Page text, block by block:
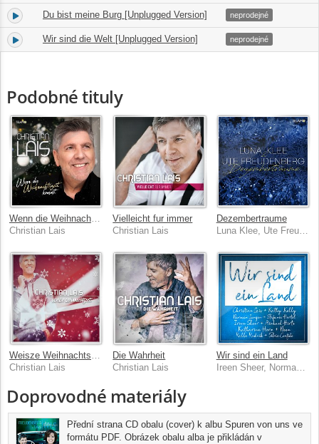
14. Du bist meine Burg [Unplugged Version] 04:12
neprodejné
15. Wir sind die Welt [Unplugged Version] 03:37
neprodejné
Podobné tituly
Christian Lais
Vielleicht fur immer
Christian Lais
Dezembertraume
Luna Klee, Ute Freudenberg
Weisze Weihnachtszeit
Christian Lais
Die Wahrheit
Christian Lais
Wir sind ein Land
Ireen Sheer, Norman Langen, Christian Lais, Stefanie Hertel, Michael Hirte, Neon
Doprovodné materiály
Přední strana CD obalu (cover) k albu Spuren von uns ve
formátu PDF. Obrázek obalu alba je přikládán v